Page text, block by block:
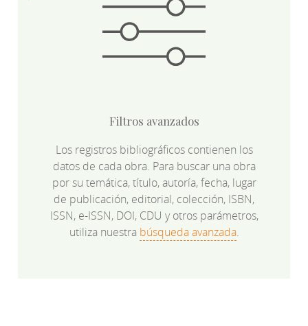
Filtros avanzados
Los registros bibliográficos contienen los
datos de cada obra. Para buscar una obra
por su temática, título, autoría, fecha, lugar
de publicación, editorial, colección, ISBN,
ISSN, e-ISSN, DOI, CDU y otros parámetros,
utiliza nuestra búsqueda avanzada.